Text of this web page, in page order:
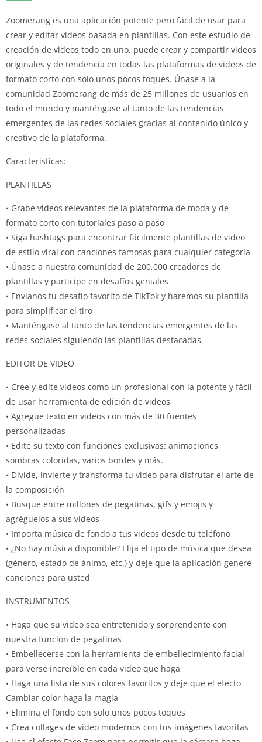
Zoomerang es una aplicación potente pero fácil de usar para
crear y editar videos basada en plantillas. Con este estudio de
creación de videos todo en uno, puede crear y compartir videos
originales y de tendencia en todas las plataformas de videos de
formato corto con solo unos pocos toques. Únase a la
comunidad Zoomerang de más de 25 millones de usuarios en
todo el mundo y manténgase al tanto de las tendencias
emergentes de las redes sociales gracias al contenido único y
creativo de la plataforma.
Características:
PLANTILLAS
• Grabe videos relevantes de la plataforma de moda y de
formato corto con tutoriales paso a paso
• Siga hashtags para encontrar fácilmente plantillas de video
de estilo viral con canciones famosas para cualquier categoría
• Únase a nuestra comunidad de 200,000 creadores de
plantillas y participe en desafíos geniales
• Envíanos tu desafío favorito de TikTok y haremos su plantilla
para simplificar el tiro
• Manténgase al tanto de las tendencias emergentes de las
redes sociales siguiendo las plantillas destacadas
EDITOR DE VIDEO
• Cree y edite videos como un profesional con la potente y fácil
de usar herramienta de edición de videos
• Agregue texto en videos con más de 30 fuentes
personalizadas
• Edite su texto con funciones exclusivas: animaciones,
sombras coloridas, varios bordes y más.
• Divide, invierte y transforma tu video para disfrutar el arte de
la composición
• Busque entre millones de pegatinas, gifs y emojis y
agréguelos a sus videos
• Importa música de fondo a tus videos desde tu teléfono
• ¿No hay música disponible? Elija el tipo de música que desea
(género, estado de ánimo, etc.) y deje que la aplicación genere
canciones para usted
INSTRUMENTOS
• Haga que su video sea entretenido y sorprendente con
nuestra función de pegatinas
• Embellecerse con la herramienta de embellecimiento facial
para verse increíble en cada video que haga
• Haga una lista de sus colores favoritos y deje que el efecto
Cambiar color haga la magia
• Elimina el fondo con solo unos pocos toques
• Crea collages de video modernos con tus imágenes favoritas